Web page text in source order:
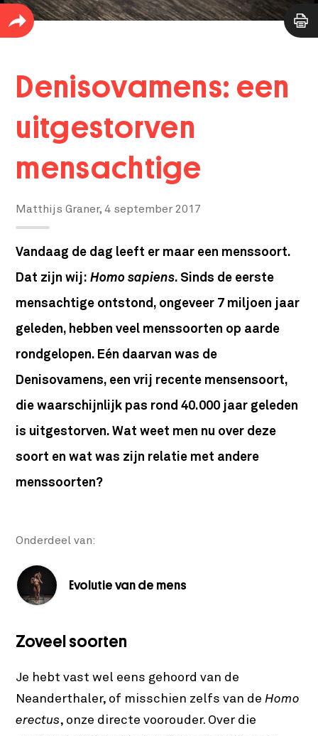
Denisovamens: een
uitgestorven
mensachtige
Matthijs Graner,4 september 2017
Vandaag de dag leeft er maar een menssoort.
Dat zijn wij:Homo sapiens. Sinds de eerste
mensachtige ontstond, ongeveer 7 miljoen jaar
geleden, hebben veel menssoorten op aarde
rondgelopen. Eén daarvan was de
Denisovamens, een vrij recente mensensoort,
die waarschijnlijk pas rond 40.000 jaar geleden
is uitgestorven. Wat weet men nu over deze
soort en wat was zijn relatie met andere
menssoorten?
Onderdeel van:
Evolutie van de mens
Zoveel soorten
Je hebt vast wel eens gehoord van de
Neanderthaler, of misschien zelfs van deHomo
erectus, onze directe voorouder. Over die